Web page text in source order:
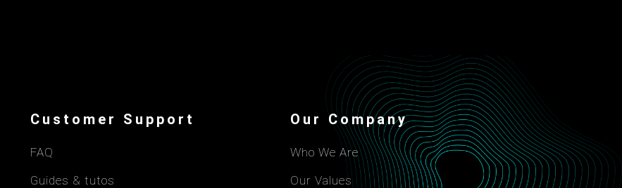
Customer Support
FAQ
Guides & tutos
Our Company
Who We Are
Our Values